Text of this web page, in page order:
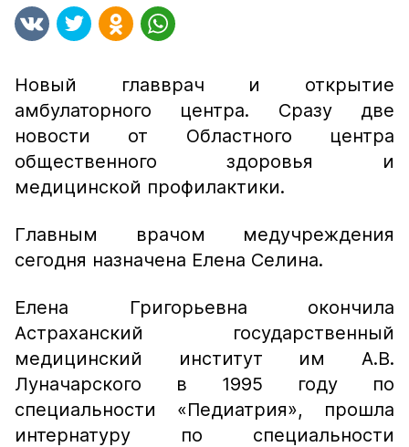
Новый главврач и открытие
амбулаторного центра. Сразу две
новости от Областного центра
общественного здоровья и
медицинской профилактики.
Главным врачом медучреждения
сегодня назначена Елена Селина.
Елена Григорьевна окончила
Астраханский государственный
медицинский институт им А.В.
Луначарского в 1995 году по
специальности «Педиатрия», прошла
интернатуру по специальности